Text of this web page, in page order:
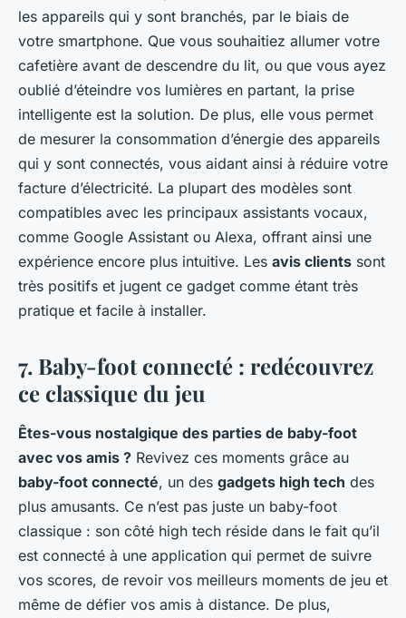
les appareils qui y sont branchés, par le biais de
votre smartphone. Que vous souhaitiez allumer votre
cafetière avant de descendre du lit, ou que vous ayez
oublié d’éteindre vos lumières en partant, la prise
intelligente est la solution. De plus, elle vous permet
de mesurer la consommation d’énergie des appareils
qui y sont connectés, vous aidant ainsi à réduire votre
facture d’électricité. La plupart des modèles sont
compatibles avec les principaux assistants vocaux,
comme Google Assistant ou Alexa, offrant ainsi une
expérience encore plus intuitive. Les avis clients sont
très positifs et jugent ce gadget comme étant très
pratique et facile à installer.
7. Baby-foot connecté : redécouvrez
ce classique du jeu
Êtes-vous nostalgique des parties de baby-foot
avec vos amis ? Revivez ces moments grâce au
baby-foot connecté, un des gadgets high tech des
plus amusants. Ce n’est pas juste un baby-foot
classique : son côté high tech réside dans le fait qu’il
est connecté à une application qui permet de suivre
vos scores, de revoir vos meilleurs moments de jeu et
même de défier vos amis à distance. De plus,